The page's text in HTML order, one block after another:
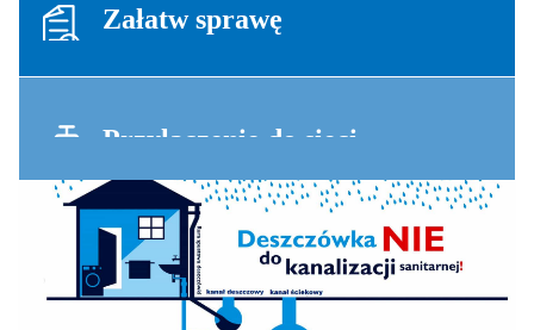
Załatw sprawę
Przyłączenie do sieci